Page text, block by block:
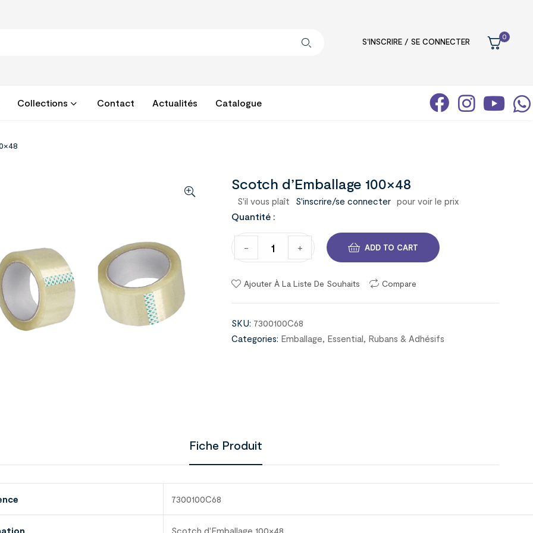
S'INSCRIRE / SE CONNECTER
0
Collections Contact Actualités Catalogue
Scotch d’Emballage 100×48
S'il vous plaît S'inscrire/se connecter pour voir le prix
Quantité :
- + ADD TO CART
Ajouter À La Liste De Souhaits Compare
SKU: 7300100C68
Categories: Emballage, Essential, Rubans & Adhésifs
Fiche Produit
7300100C68
Scotch d'Emballage 100×48